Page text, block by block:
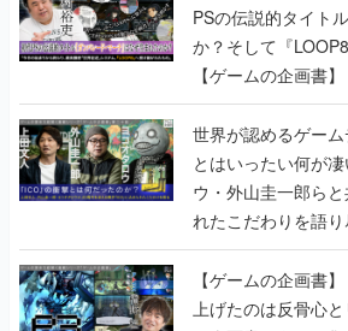
世界が認めるゲー
とはいったい何が
ウ・外山圭一郎ら
れたこだわりを語
画書】
【ゲームの企画書
上げたのは反骨心
い企画書のもとに
ズを生まれ変わら
ビュー】
ゲームの企画書の記事一覧